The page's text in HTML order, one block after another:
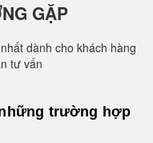
GẶP
dành cho khách hàng
tư vấn
trường hợp